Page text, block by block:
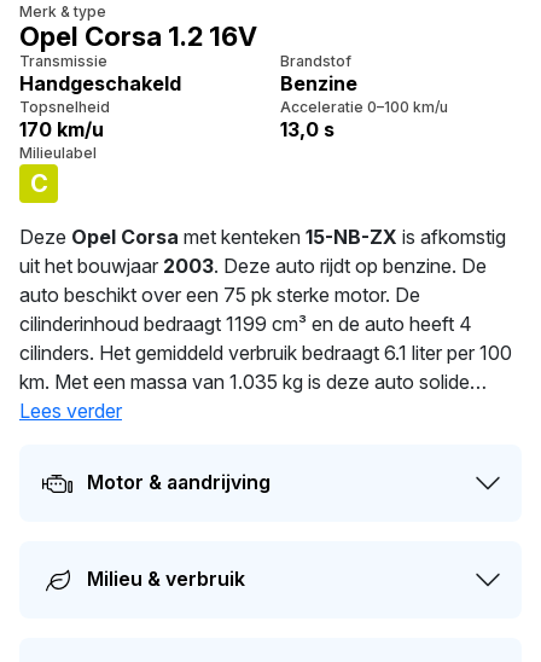
Merk & type
Opel Corsa 1.2 16V
Transmissie
Handgeschakeld
Brandstof
Benzine
Topsnelheid
170 km/u
Acceleratie 0–100 km/u
13,0 s
Milieulabel
C
Deze Opel Corsa met kenteken 15-NB-ZX is afkomstig
uit het bouwjaar 2003. Deze auto rijdt op benzine. De
auto beschikt over een 75 pk sterke motor. De
cilinderinhoud bedraagt 1199 cm³ en de auto heeft 4
cilinders. Het gemiddeld verbruik bedraagt 6.1 liter per 100
km. Met een massa van 1.035 kg is deze auto solide
gebouwd. De auto wisselde in 2026 voor het laatst van
sinds de registratie 5 keer van eigenaar gewisseld.
Lees verder
Motor & aandrijving
Milieu & verbruik